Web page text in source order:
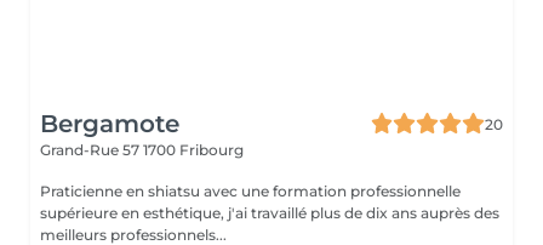
Bergamote
20
Grand-Rue 57 1700 Fribourg
Praticienne en shiatsu avec une formation professionnelle
supérieure en esthétique, j'ai travaillé plus de dix ans auprès des
meilleurs professionnels...